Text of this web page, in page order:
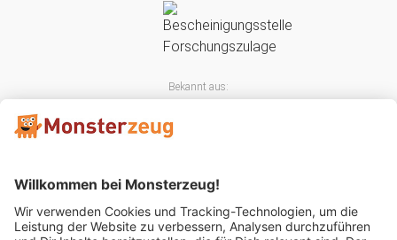
Bekannt aus: